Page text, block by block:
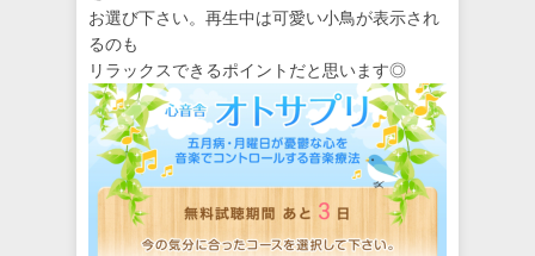
お選び下さい。再生中は可愛い小鳥が表示され
るのも
リラックスできるポイントだと思います◎